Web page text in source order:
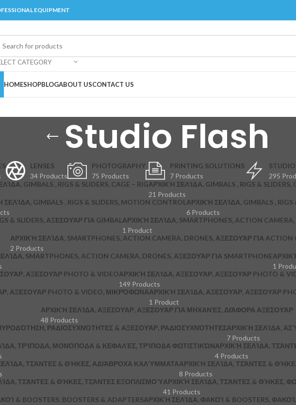
EQUIPMENT
CATEGORY
HOMESHOPBLOGABOUT USCONTACT US
Studio Flash
LENSES
34 Products
PHOTOGRAPHY
75 Products
PRINTING SOLUTIONS
7 Products
295
GIMBALS , RIGS & SLIDERS, CAGE – RIGΑΡΧΙΚΉ ΣΕΛΊΔΑ, GIMBALS , RIGS & SLIDERS,
21 Products
GIMBALS , RIGS & SLIDERS, MOTION CONTROL ΑΡΧΙΚΉ ΣΕΛΊΔΑ, GIMBALS , RIGS
6 Products
& SLIDERS, ΑΞΕΣΟΥΆΡ ΓΙΑ GIMBAL ΑΡΧΙΚΉ ΣΕΛΊΔΑ, SMARTPHONES, ACTION
1 Product
ΑΡΧΙΚΉ ΣΕΛΊΔΑ, SMARTPHONES, ACTION CAMERA, DRONES, ΑΞΕΣΟΥΆΡ ΓΙΑ ACTION
2 Products
SMARTPHONES, ACTION CAMERA, DRONES, ΑΞΕΣΟΥΆΡ ΓΙΑ SMARTPHONE
1
ΑΞΕΣΟΥΆΡ PHOTO & VIDEOΑΡΧΙΚΉ ΣΕΛΊΔΑ, ΑΞΕΣΟΥΆΡ, ΑΞΕΣΟΥΆΡ PHOTO &
149 Products
ΑΞΕΣΟΥΆΡ PHOTO & VIDEO, ΜΙΚΡΌΦΩΝΑΑΡΧΙΚΉ ΣΕΛΊΔΑ, ΑΞΕΣΟΥΆΡ, ΑΞΕΣΟΥΆΡ
1 Product
ΑΡΧΙΚΉ ΣΕΛΊΔΑ, ΑΞΕΣΟΥΆΡ, ΑΞΕΣΟΥΆΡ ΓΙΑ ΜΗΧΑΝΈΣ, ΔΙΆΦΟΡΑ ΑΞΕΣΟΥΆΡ
48 Products
ΡΑΔΙΟΣΥΧΝΌΤΗΤΕΣ & ΑΞΕΣΟΥΆΡ, ΡΑΔΙΟΣΥΧΝΌΤΗΤΕΣΑΡΧΙΚΉ ΣΕΛΊΔΑ,
7 Products
ΤΡΊΠΟΔΑ, ΜΟΝΌΠΟΔΑ & ΚΕΦΑΛΈΣ, ΤΡΊΠΟΔΑ ΦΩΤΙΣΤΙΚΏΝΑΡΧΙΚΉ ΣΕΛΊΔΑ,
4 Products
ΤΣΆΝΤΕΣ & ΘΉΚΕΣ, ΑΔΙΆΒΡΟΧΑ ΚΑΛΎΜΜΑΤΑΑΡΧΙΚΉ ΣΕΛΊΔΑ, ΤΣΆΝΤΕΣ &
8 Products
ΤΣΆΝΤΕΣ & ΘΉΚΕΣ, ΤΣΆΝΤΕΣ ΕΞΟΠΛΙΣΜΟΎΑΡΧΙΚΉ ΣΕΛΊΔΑ, ΤΣΆΝΤΕΣ & ΘΉΚΕΣ,
41 Products
& BOOSTERS, BOOSTERS & ADAPTERSΑΡΧΙΚΉ ΣΕΛΊΔΑ, ΦΑΚΟΊ & BOOSTERS, ΦΑΚΟΊ